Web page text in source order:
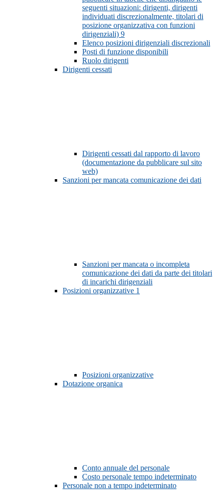
seguenti situazioni: dirigenti, dirigenti
individuati discrezionalmente, titolari di
posizione organizzativa con funzioni
dirigenziali) 9
Elenco posizioni dirigenziali discrezionali
Posti di funzione disponibili
Ruolo dirigenti
Dirigenti cessati
Dirigenti cessati dal rapporto di lavoro
(documentazione da pubblicare sul sito
web)
Sanzioni per mancata comunicazione dei dati
Sanzioni per mancata o incompleta
comunicazione dei dati da parte dei titolari
di incarichi dirigenziali
Posizioni organizzative 1
Posizioni organizzative
Dotazione organica
Conto annuale del personale
Costo personale tempo indeterminato
Personale non a tempo indeterminato